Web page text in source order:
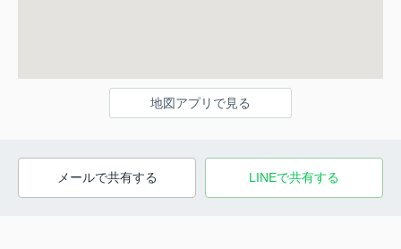
地図アプリで見る
メールで共有する LINEで共有する